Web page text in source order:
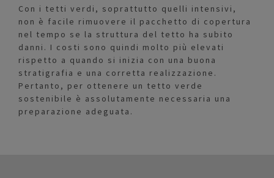
Con i tetti verdi, soprattutto quelli intensivi,
non è facile rimuovere il pacchetto di copertura
nel tempo se la struttura del tetto ha subito
danni. I costi sono quindi molto più elevati
rispetto a quando si inizia con una buona
stratigrafia e una corretta realizzazione.
Pertanto, per ottenere un tetto verde
sostenibile è assolutamente necessaria una
preparazione adeguata.